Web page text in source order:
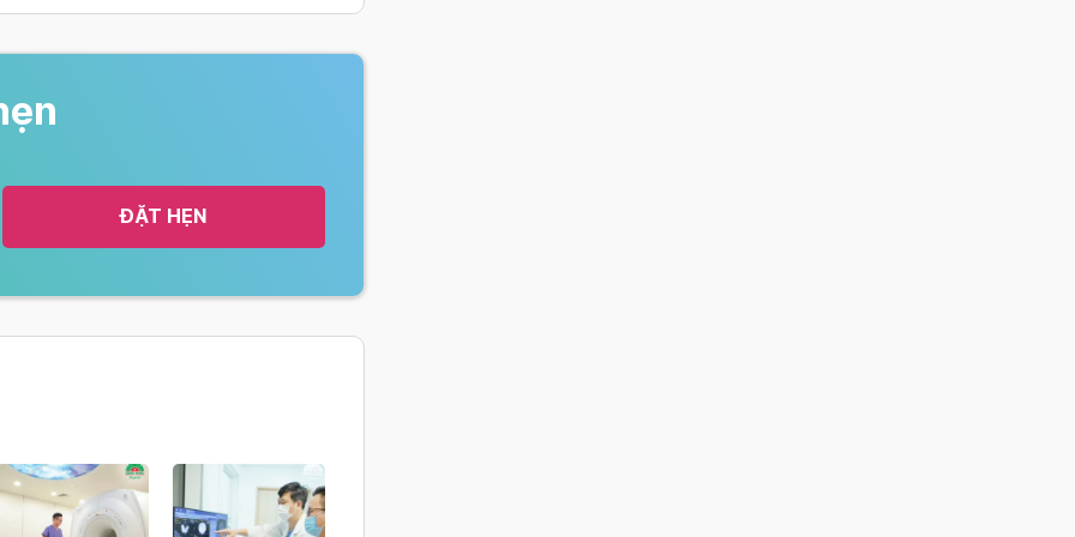
thụt tháo)
tháo)
ĐẶT HẸN